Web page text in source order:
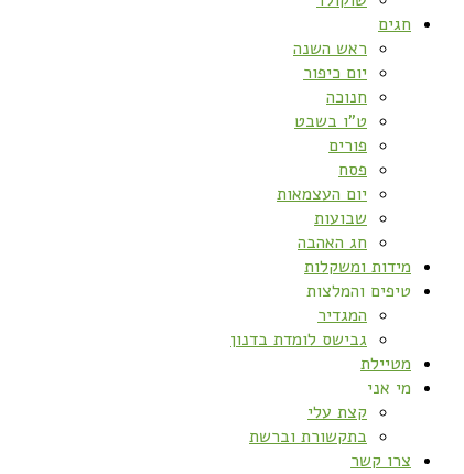
חגים
ראש השנה
יום כיפור
חנוכה
ט”ו בשבט
פורים
פסח
יום העצמאות
שבועות
חג האהבה
מידות ומשקלות
טיפים והמלצות
המגדיר
גבישס לומדת בדנון
מטיילת
מי אני
קצת עלי
בתקשורת וברשת
צרו קשר